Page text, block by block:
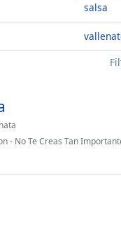
salsa
- No Te Creas Tan